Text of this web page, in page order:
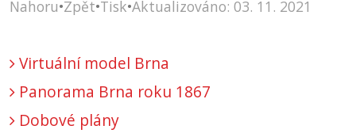
Nahoru•Zpět•Tisk•Aktualizováno: 03. 11. 2021
Virtuální model Brna
Panorama Brna roku 1867
Dobové plány